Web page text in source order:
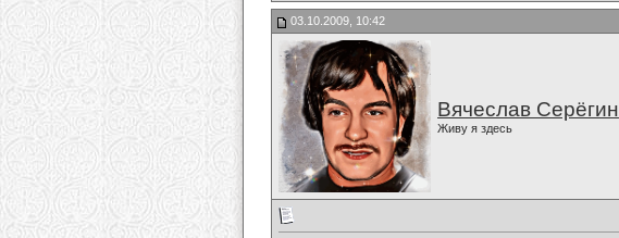
03.10.2009, 10:42
Вячеслав Серёгин
Живу я здесь